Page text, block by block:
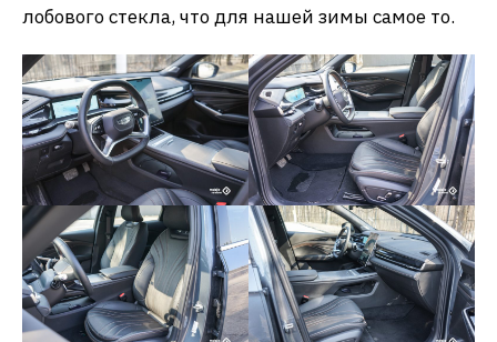
лобового стекла, что для нашей зимы самое то.